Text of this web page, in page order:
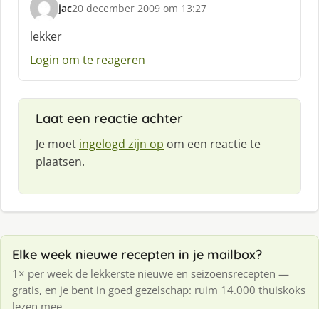
jac
s
c
h
r
20 december 2009 om 13:27
lekker
Login om te reageren
Laat een reactie achter
Je moet ingelogd zijn op om een reactie te
plaatsen.
Elke week nieuwe recepten in je mailbox?
1× per week de lekkerste nieuwe en seizoensrecepten —
gratis, en je bent in goed gezelschap: ruim 14.000 thuiskoks